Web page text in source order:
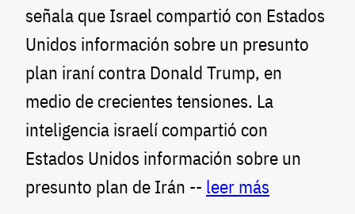
señala que Israel compartió con Estados
Unidos información sobre un presunto
plan iraní contra Donald Trump, en
medio de crecientes tensiones. La
inteligencia israelí compartió con
Estados Unidos información sobre un
presunto plan de Irán -- leer más